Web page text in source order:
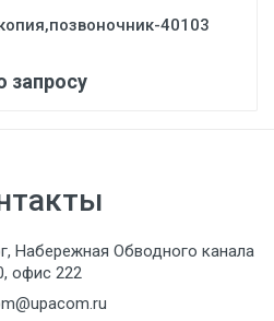
40103
запросу
Набережная Обводного канала
офис 222